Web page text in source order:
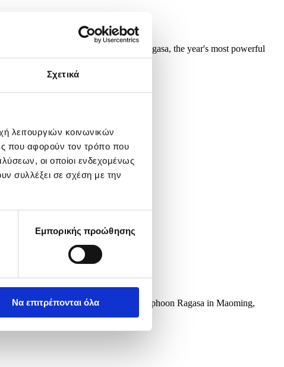
Σχετικά
λειτουργιών κοινωνικών
που αφορούν τον τρόπο που
οι οποίοι ενδεχομένως
συλλέξει σε σχέση με την
Εμπορικής προώθησης
Να επιτρέπονται όλα
24 September 2025. Typhoon Ragasa, the year's most powerful
to Chinese state...
Bohe Town, amidst the passage of Typhoon Ragasa in Maoming,
coast of China in Guangdong...